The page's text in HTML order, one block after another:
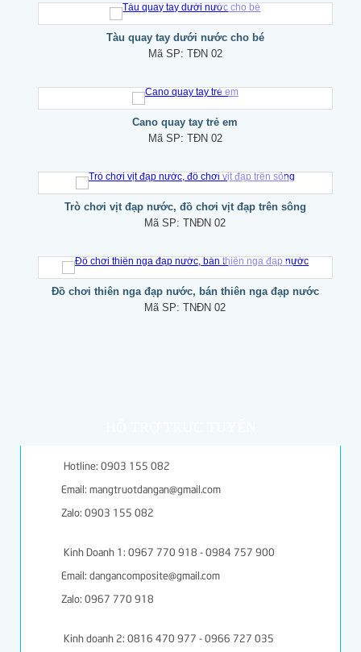
Tàu quay tay dưới nước cho bé
Mã SP: TĐN 02
Cano quay tay trẻ em
Mã SP: TĐN 02
Trò chơi vịt đạp nước, đồ chơi vịt đạp trên sông
Mã SP:TNĐN 02
Đồ chơi thiên nga đạp nước, bán thiên nga đạp nước
Mã SP:TNĐN 02
Hotline: 0903 155 082
Email: mangtruotdangan@gmail.com
Zalo: 0903 155 082
Kinh Doanh 1: 0967 770 918 - 0984 757 900
Email: dangancomposite@gmail.com
Zalo: 0967 770 918
Kinh doanh 2: 0816 470 977 - 0966 727 035